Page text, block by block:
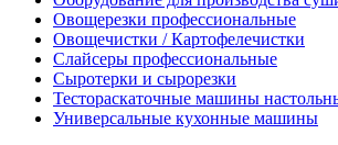
Овощерезки профессиональные
Овощечистки / Картофелечистки
Слайсеры профессиональные
Сыротерки и сырорезки
Тестораскаточные машины
Универсальные кухонные машины